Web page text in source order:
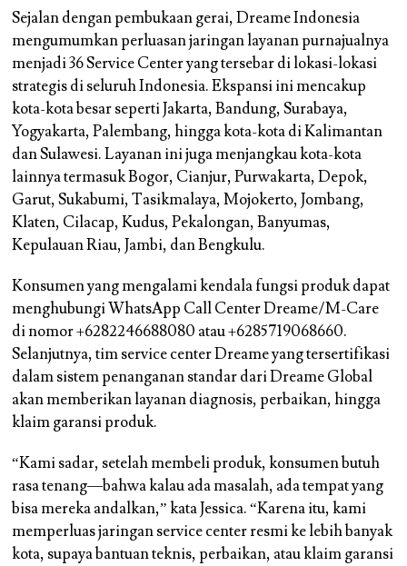
Sejalan dengan pembukaan gerai, Dreame Indonesia
mengumumkan perluasan jaringan layanan purnajualnya
menjadi 36 Service Center yang tersebar di lokasi-lokasi
strategis di seluruh Indonesia. Ekspansi ini mencakup
kota-kota besar seperti Jakarta, Bandung, Surabaya,
Yogyakarta, Palembang, hingga kota-kota di Kalimantan
dan Sulawesi. Layanan ini juga menjangkau kota-kota
lainnya termasuk Bogor, Cianjur, Purwakarta, Depok,
Garut, Sukabumi, Tasikmalaya, Mojokerto, Jombang,
Klaten, Cilacap, Kudus, Pekalongan, Banyumas,
Kepulauan Riau, Jambi, dan Bengkulu.
Konsumen yang mengalami kendala fungsi produk dapat
menghubungi WhatsApp Call Center Dreame/M-Care
di nomor +6282246688080 atau +6285719068660.
Selanjutnya, tim service center Dreame yang tersertifikasi
dalam sistem penanganan standar dari Dreame Global
akan memberikan layanan diagnosis, perbaikan, hingga
klaim garansi produk.
“Kami sadar, setelah membeli produk, konsumen butuh
rasa tenang—bahwa kalau ada masalah, ada tempat yang
bisa mereka andalkan,” kata Jessica. “Karena itu, kami
memperluas jaringan service center resmi ke lebih banyak
kota, supaya bantuan teknis, perbaikan, atau klaim garansi